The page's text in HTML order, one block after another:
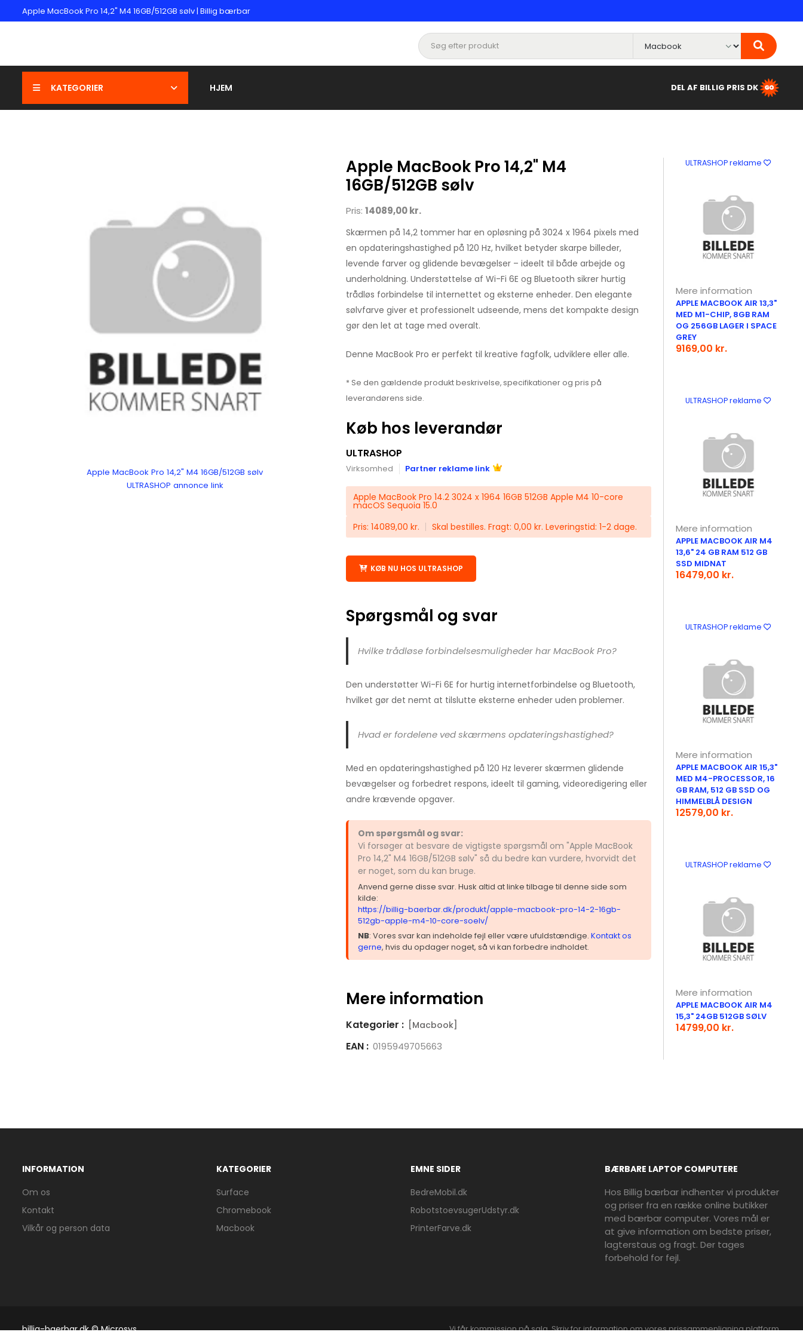
Apple MacBook Pro 14,2" M4 16GB/512GB sølv | Billig bærbar
KATEGORIER HJEM DEL AF BILLIG PRIS DK
Apple MacBook Pro 14,2" M4 16GB/512GB sølv
ULTRASHOP annonce link
Apple MacBook Pro 14,2" M4
16GB/512GB sølv
Pris: 14089,00 kr.
Skærmen på 14,2 tommer har en opløsning på 3024 x 1964 pixels med
en opdateringshastighed på 120 Hz, hvilket betyder skarpe billeder,
levende farver og glidende bevægelser – ideelt til både arbejde og
underholdning. Understøttelse af Wi-Fi 6E og Bluetooth sikrer hurtig
trådløs forbindelse til internettet og eksterne enheder. Den elegante
sølvfarve giver et professionelt udseende, mens det kompakte design
gør den let at tage med overalt.
Denne MacBook Pro er perfekt til kreative fagfolk, udviklere eller alle.
* Se den gældende produkt beskrivelse, specifikationer og pris på
leverandørens side.
Køb hos leverandør
ULTRASHOP
Virksomhed Partner reklame link
Apple MacBook Pro 14.2 3024 x 1964 16GB 512GB Apple M4 10-core
macOS Sequoia 15.0
Pris: 14089,00 kr.
Skal bestilles. Fragt: 0,00 kr. Leveringstid: 1-2 dage.
KØB NU HOS ULTRASHOP
Spørgsmål og svar
Hvilke trådløse forbindelsesmuligheder har MacBook Pro?
Den understøtter Wi-Fi 6E for hurtig internetforbindelse og Bluetooth,
hvilket gør det nemt at tilslutte eksterne enheder uden problemer.
Hvad er fordelene ved skærmens opdateringshastighed?
Med en opdateringshastighed på 120 Hz leverer skærmen glidende
bevægelser og forbedret respons, ideelt til gaming, videoredigering eller
andre krævende opgaver.
Om spørgsmål og svar:
Vi forsøger at besvare de vigtigste spørgsmål om "Apple MacBook
Pro 14,2" M4 16GB/512GB sølv" så du bedre kan vurdere, hvorvidt det
er noget, som du kan bruge.
Anvend gerne disse svar. Husk altid at linke tilbage til denne side som
kilde:
https://billig-baerbar.dk/produkt/apple-macbook-pro-14-2-16gb-
512gb-apple-m4-10-core-soelv/
NB: Vores svar kan indeholde fejl eller være ufuldstændige. Kontakt os
gerne, hvis du opdager noget, så vi kan forbedre indholdet.
Mere information
Kategorier : [Macbook]
EAN : 0195949705663
ULTRASHOP reklame
Mere information
APPLE MACBOOK AIR 13,3"
MED M1-CHIP, 8GB RAM
OG 256GB LAGER I SPACE
GREY
9169,00 kr.
ULTRASHOP reklame
Mere information
APPLE MACBOOK AIR M4
13,6" 24 GB RAM 512 GB
SSD MIDNAT
16479,00 kr.
ULTRASHOP reklame
Mere information
APPLE MACBOOK AIR 15,3"
MED M4-PROCESSOR, 16
GB RAM, 512 GB SSD OG
HIMMELBLÅ DESIGN
12579,00 kr.
ULTRASHOP reklame
Mere information
APPLE MACBOOK AIR M4
15,3" 24GB 512GB SØLV
14799,00 kr.
INFORMATION
Om os
Kontakt
Vilkår og person data
KATEGORIER
Surface
Chromebook
Macbook
EMNE SIDER
BedreMobil.dk
RobotstoevsugerUdstyr.dk
PrinterFarve.dk
BÆRBARE LAPTOP COMPUTERE
Hos Billig bærbar indhenter vi produkter
og priser fra en række online butikker
med bærbar computer. Vores mål er
at give information om bedste priser,
lagterstaus og fragt. Der tages
forbehold for fejl.
billig-baerbar.dk © Microsys Vi får kommission på salg. Skriv for information om vores prissammenligning platform.